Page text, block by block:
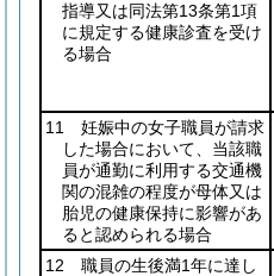
指導又は同法第13条第1項
に規定する健康診査を受け
る場合
11 妊娠中の女子職員が請求
した場合において、当該職
員が通勤に利用する交通機
関の混雑の程度が母体又は
胎児の健康保持に影響があ
ると認められる場合
12 職員の生後満1年に達し